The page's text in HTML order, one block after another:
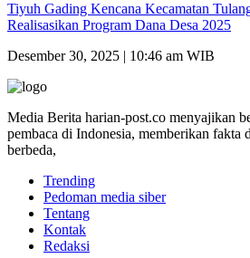
Tiyuh Gading Kencana Kecamatan
Realisasikan Program Dana Desa 2025
Desember 30, 2025 | 10:46 am WIB
Media Berita harian-post.co menyajikan
pembaca di Indonesia, memberikan fakta
berbeda,
Trending
Pedoman media siber
Tentang
Kontak
Redaksi